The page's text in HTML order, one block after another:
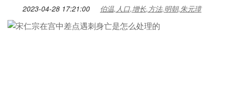
2023-04-28 17:21:00 伯温,人口,增长,方法,明朝,朱元璋